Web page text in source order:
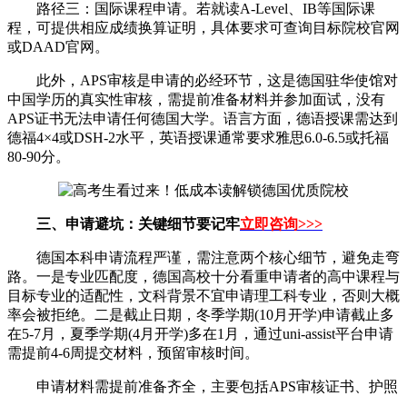
路径三：国际课程申请。若就读A-Level、IB等国际课
程，可提供相应成绩换算证明，具体要求可查询目标院校官网
或DAAD官网。
此外，APS审核是申请的必经环节，这是德国驻华使馆对
中国学历的真实性审核，需提前准备材料并参加面试，没有
APS证书无法申请任何德国大学。语言方面，德语授课需达到
德福4×4或DSH-2水平，英语授课通常要求雅思6.0-6.5或托福
80-90分。
三、申请避坑：关键细节要记牢立即咨询>>>
德国本科申请流程严谨，需注意两个核心细节，避免走弯
路。一是专业匹配度，德国高校十分看重申请者的高中课程与
目标专业的适配性，文科背景不宜申请理工科专业，否则大概
率会被拒绝。二是截止日期，冬季学期(10月开学)申请截止多
在5-7月，夏季学期(4月开学)多在1月，通过uni-assist平台申请
需提前4-6周提交材料，预留审核时间。
申请材料需提前准备齐全，主要包括APS审核证书、护照